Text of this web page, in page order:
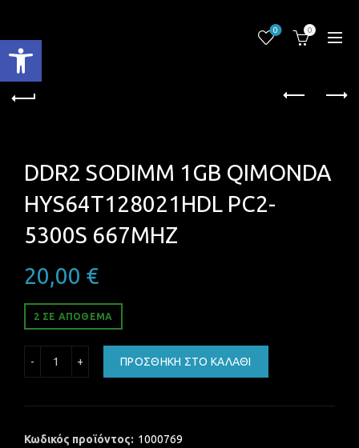
Ανοίξτε τη γραμμή εργαλείων
0 0
DDR2 SODIMM 1GB QIMONDA
HYS64T128021HDL PC2-
5300S 667MHZ
20,00 €
2 ΣΕ ΑΠΌΘΕΜΑ
ΠΡΟΣΘΉΚΗ ΣΤΟ ΚΑΛΆΘΙ
Κωδικός προϊόντος: 1000769